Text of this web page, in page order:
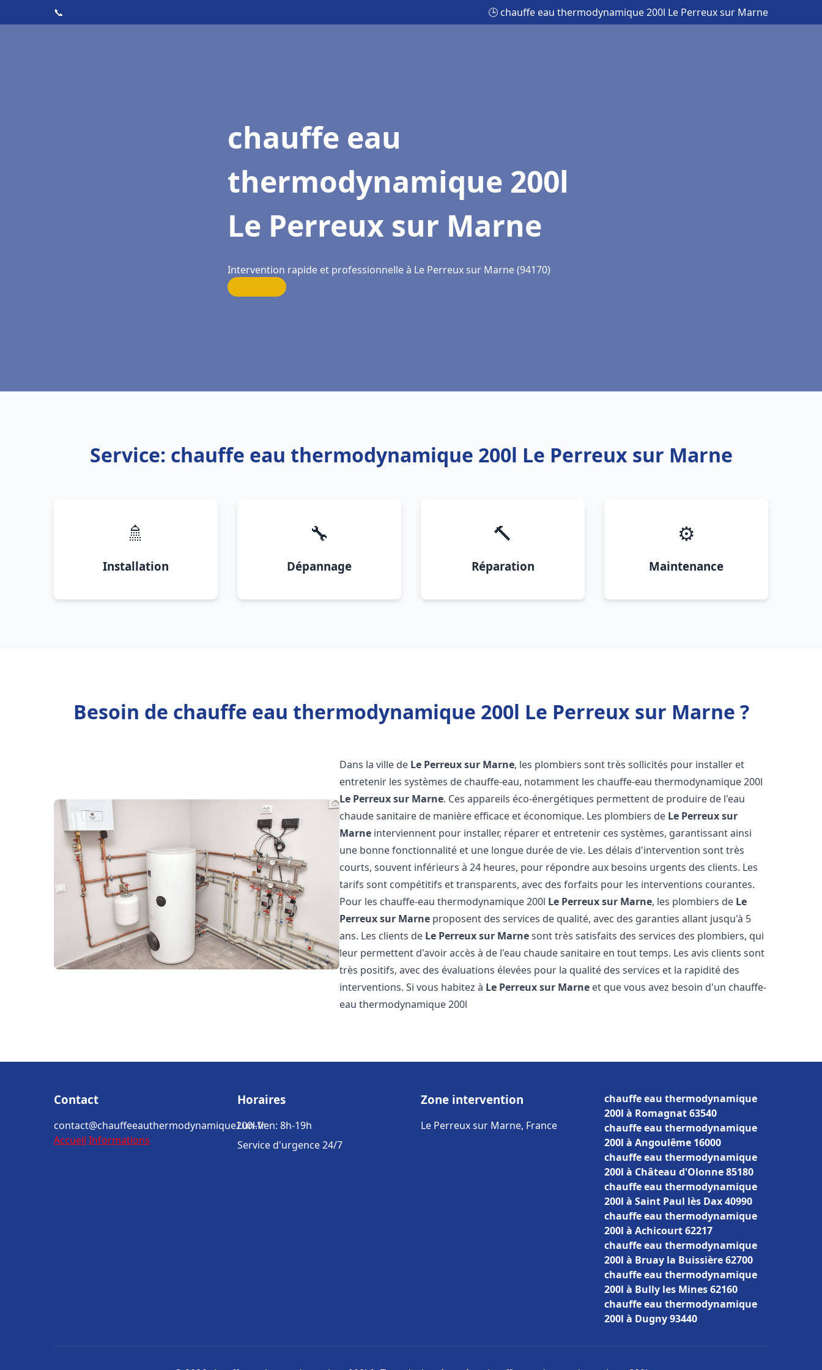
📞 🕒 chauffe eau thermodynamique 200l Le Perreux sur Marne
chauffe eau
thermodynamique 200l
Le Perreux sur Marne
Intervention rapide et professionnelle à Le Perreux sur Marne (94170)
Service: chauffe eau thermodynamique 200l Le Perreux sur Marne
🚿
Installation
🔧
Dépannage
🔨
Réparation
⚙️
Maintenance
Besoin de chauffe eau thermodynamique 200l Le Perreux sur Marne ?
Dans la ville de Le Perreux sur Marne, les plombiers sont très sollicités pour installer et
entretenir les systèmes de chauffe-eau, notamment les chauffe-eau thermodynamique 200l
Le Perreux sur Marne. Ces appareils éco-énergétiques permettent de produire de l'eau
chaude sanitaire de manière efficace et économique. Les plombiers de Le Perreux sur
Marne interviennent pour installer, réparer et entretenir ces systèmes, garantissant ainsi
une bonne fonctionnalité et une longue durée de vie. Les délais d'intervention sont très
courts, souvent inférieurs à 24 heures, pour répondre aux besoins urgents des clients. Les
tarifs sont compétitifs et transparents, avec des forfaits pour les interventions courantes.
Pour les chauffe-eau thermodynamique 200l Le Perreux sur Marne, les plombiers de Le
Perreux sur Marne proposent des services de qualité, avec des garanties allant jusqu'à 5
ans. Les clients de Le Perreux sur Marnesont très satisfaits des services des plombiers, qui
leur permettent d'avoir accès à de l'eau chaude sanitaire en tout temps. Les avis clients sont
très positifs, avec des évaluations élevées pour la qualité des services et la rapidité des
interventions. Si vous habitez à Le Perreux sur Marne et que vous avez besoin d'un chauffe-
eau thermodynamique 200l
Contact
contact@chauffeeauthermodynamique200l.fr
Accueil Informations
Horaires
Lun-Ven: 8h-19h
Service d'urgence 24/7
Zone intervention
Le Perreux sur Marne, France
chauffe eau thermodynamique
200l à Romagnat 63540
chauffe eau thermodynamique
200l à Angoulême 16000
chauffe eau thermodynamique
200l à Château d'Olonne 85180
chauffe eau thermodynamique
200l à Saint Paul lès Dax 40990
chauffe eau thermodynamique
200l à Achicourt 62217
chauffe eau thermodynamique
200l à Bruay la Buissière 62700
chauffe eau thermodynamique
200l à Bully les Mines 62160
chauffe eau thermodynamique
200l à Dugny 93440